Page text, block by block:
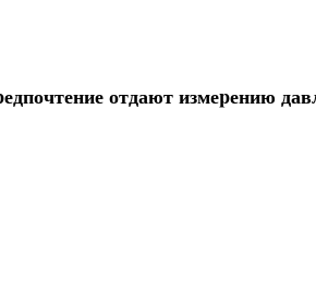
отдают измеpению